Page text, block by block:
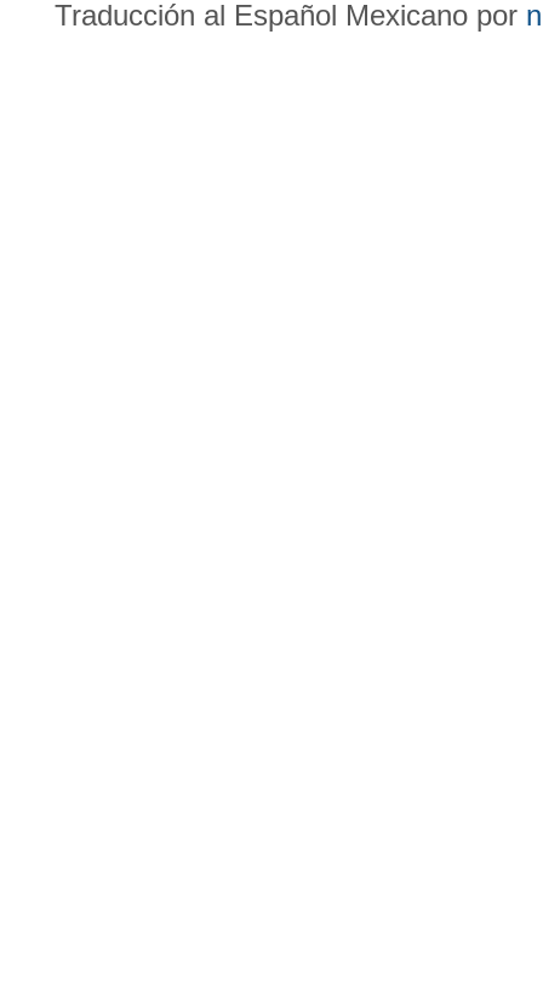
Traducción al Español Mexicano por